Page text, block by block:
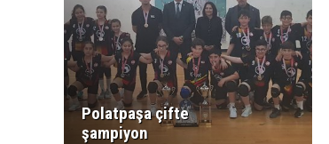
Polatpaşa çifte
şampiyon